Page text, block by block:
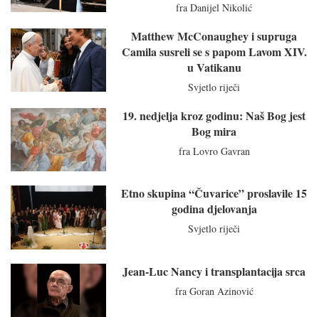
fra Danijel Nikolić
Matthew McConaughey i supruga
Camila susreli se s papom Lavom XIV.
u Vatikanu
Svjetlo riječi
19. nedjelja kroz godinu: Naš Bog jest
Bog mira
fra Lovro Gavran
Etno skupina “Čuvarice” proslavile 15
godina djelovanja
Svjetlo riječi
Jean-Luc Nancy i transplantacija srca
fra Goran Azinović